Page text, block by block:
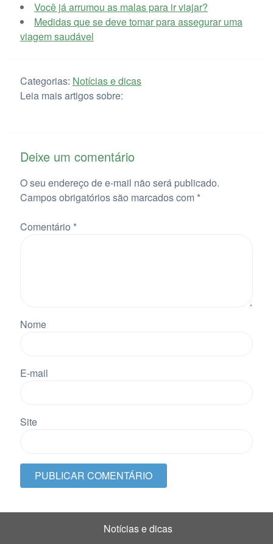
Você já arrumou as malas para ir viajar?
Medidas que se deve tomar para assegurar uma
viagem saudável
Categorias: Notícias e dicas
Leia mais artigos sobre:
Deixe um comentário
O seu endereço de e-mail não será publicado.
Campos obrigatórios são marcados com *
Comentário *
Nome
E-mail
Site
Notícias e dicas